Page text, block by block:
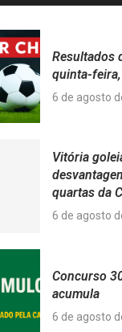
Resultados
quinta-
6 de agosto
Vitória
quartas da
6 de agosto
Concurso
acumula
6 de agosto